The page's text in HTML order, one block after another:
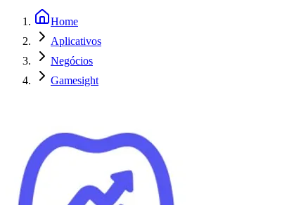
Home
Aplicativos
Negócios
Gamesight